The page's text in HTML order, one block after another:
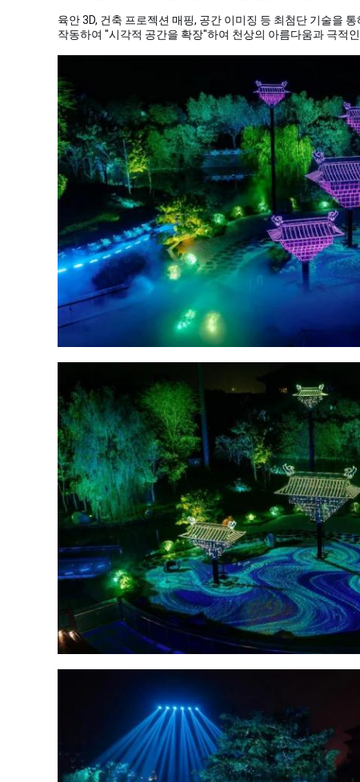
육안 3D, 건축 프로젝션 매핑, 공간 이미징 등 최첨단 기술을
작동하여 "시각적 공간을 확장"하여 천상의 아름다움과 극적